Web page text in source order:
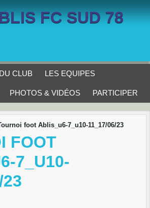
FC SUD 78
CLUB LES EQUIPES
PHOTOS & VIDÉOS PARTICIPER
foot Ablis_u6-7_u10-11_17/06/23
FOOT
7_U10-
cookies